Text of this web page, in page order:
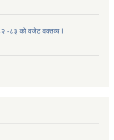
-८३ को वजेट वक्तव्य l